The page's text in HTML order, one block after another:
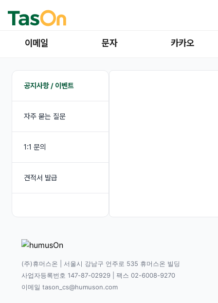
이메일 문자 카카오
공지사항 / 이벤트
자주 묻는 질문
1:1 문의
견적서 발급
(주)휴머스온 | 서울시 강남구 언주로 535 휴머스온 빌딩
사업자등록번호 147-87-02929 | 팩스 02-6008-9270
이메일 tason_cs@humuson.com